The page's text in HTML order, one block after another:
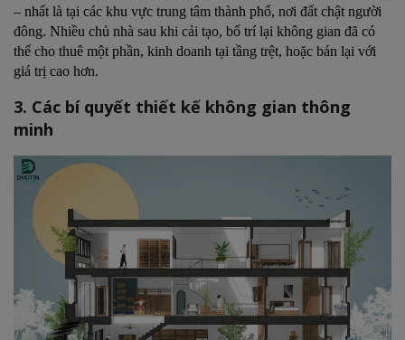
– nhất là tại các khu vực trung tâm thành phố, nơi đất chật người
đông. Nhiều chủ nhà sau khi cải tạo, bố trí lại không gian đã có
thể cho thuê một phần, kinh doanh tại tầng trệt, hoặc bán lại với
giá trị cao hơn.
3. Các bí quyết thiết kế không gian thông
minh